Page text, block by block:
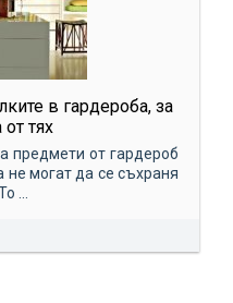
в гардероба, за
тях
предмети от гардероб
не могат да се съхраня
...